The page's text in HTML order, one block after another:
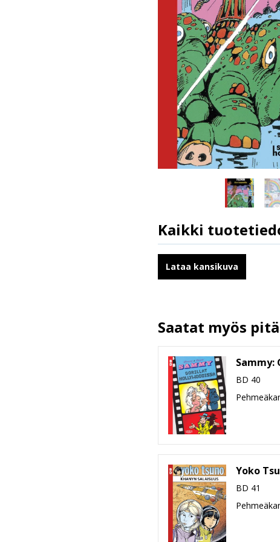
Kaikki
ISBN
Kirjoittajat
Kuvittajat
ALV
Sivumäärä
Koko
leveys x korkeus x paksuus
Paino
Ikäryhmä
Lataa kansikuva
Saatat myös
Sammy:
BD 40
Yoko
BD 41